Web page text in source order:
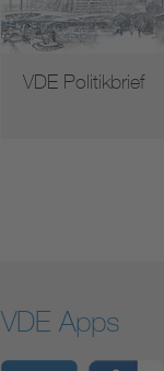
VDE Politikbrief
VDE Apps